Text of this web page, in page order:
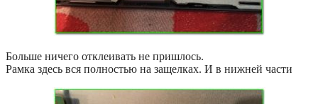
Больше ничего отклеивать не пришлось.
Рамка здесь вся полностью на защелках. И в нижней части